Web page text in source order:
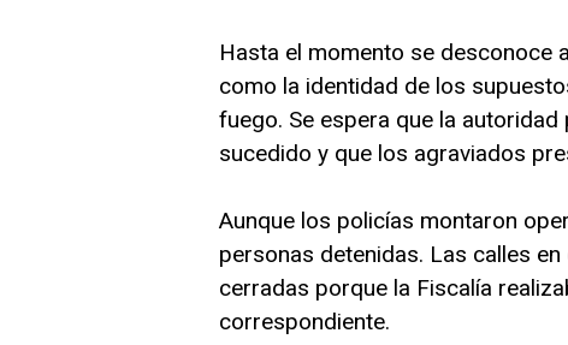
Hasta el momento se desconoce
como la identidad de los
fuego. Se espera que la
sucedido y que los agraviados
Aunque los policías montaron
personas detenidas. Las calles
cerradas porque la Fiscalía
correspondiente.